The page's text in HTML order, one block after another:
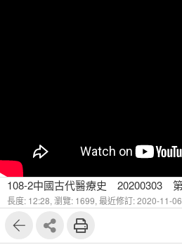
長度: 12:28, 瀏覽: 1699, 最近修訂: 2020-11-06